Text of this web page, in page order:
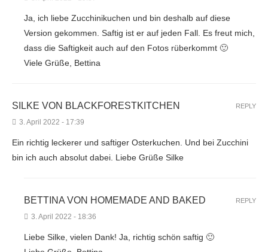
Ja, ich liebe Zucchinikuchen und bin deshalb auf diese
Version gekommen. Saftig ist er auf jeden Fall. Es freut mich,
dass die Saftigkeit auch auf den Fotos rüberkommt 🙂
Viele Grüße, Bettina
SILKE VON BLACKFORESTKITCHEN
3. April 2022 - 17:39
Ein richtig leckerer und saftiger Osterkuchen. Und bei Zucchini
bin ich auch absolut dabei. Liebe Grüße Silke
REPLY
BETTINA VON HOMEMADE AND BAKED
3. April 2022 - 18:36
Liebe Silke, vielen Dank! Ja, richtig schön saftig 🙂
REPLY